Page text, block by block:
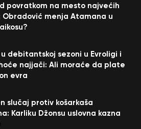
povratkom na mesto najvećih
Obradović menja Atamana u
debitantskoj sezoni u Evroligi i
najjači: Ali moraće da plate
evra
slučaj protiv košarkaša
Karliku Džonsu uslovna kazna